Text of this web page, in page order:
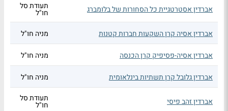
אברדין אסטרטגיית כל הסחורות של בלומברג תעודת סל
חו"ל
אברדין אסיה קרן השקעות חברות קטנות
מניה חו"ל
אברדין אסיה-פסיפיק קרן הכנסה מניה חו"ל
אברדין גלובל קרן תשתיות בינלאומית מניה חו"ל
אברדין זהב פיסי תעודת סל
חו"ל